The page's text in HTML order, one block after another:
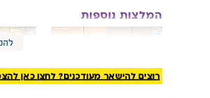
המלצות נוספות
רוצים להישאר מעודכנים? לחצו כאן